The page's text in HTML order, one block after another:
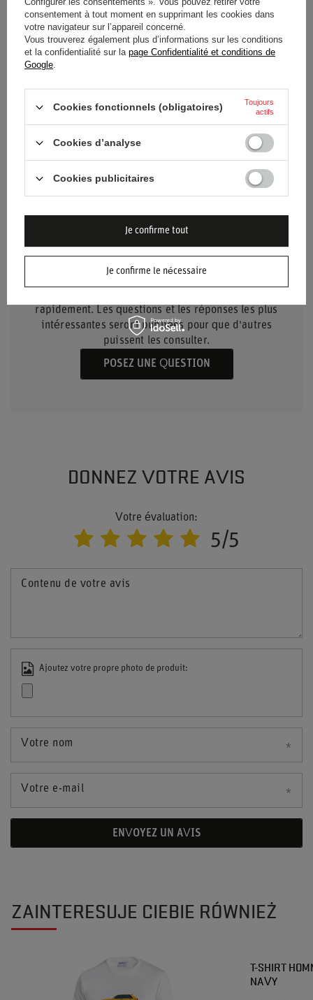
Catégorie T-shirts
Couleur Noir
Matériel Autre
Marque
BESOIN D'AIDE ? AVEZ-VOUS DES
QUESTIONS ?
rapidement. Les questions et les réponses les plus
intéressantes seront publiées pour que d'autres
puissent les consulter.
POSEZ UNE QUESTION
DONNEZ VOTRE AVIS
Votre évaluation:
5/5
Contenu de votre avis
Ajoutez votre propre photo de produit:
Votre nom
Votre e-mail
ENVOYEZ UN AVIS
ZAINTERESUJE CIEBIE RÓWNIEŻ
T-SHIRT
NAVY
consentement à tout moment en supprimant les cookies dans
votre navigateur sur l’appareil concerné.
Vous trouverez également plus d’informations sur les conditions
et la confidentialité sur la page Confidentialité et conditions de
Google.
Cookies fonctionnels (obligatoires)
Toujours
actifs
Cookies d’analyse
Cookies publicitaires
Je confirme le nécessaire
Je confirme tout